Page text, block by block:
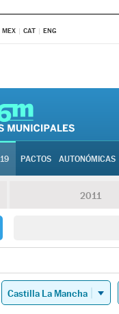
MEX CAT ENG
PACTOS AUTONÓMICAS
2011